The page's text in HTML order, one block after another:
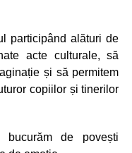
participând alături de
acte culturale, să
și să permitem
copiilor și tinerilor
de povești